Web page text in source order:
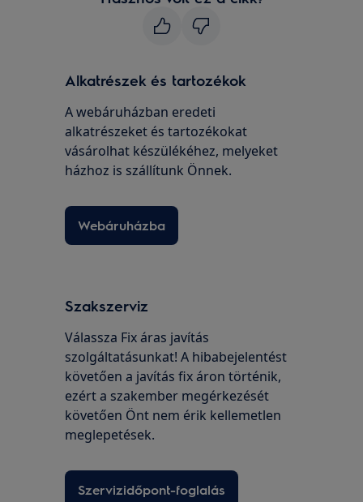
Alkatrészek és tartozékok
A webáruházban eredeti
alkatrészeket és tartozékokat
vásárolhat készülékéhez, melyeket
házhoz is szállítunk Önnek.
Webáruházba
Szakszerviz
Válassza Fix áras javítás
szolgáltatásunkat! A hibabejelentést
követően a javítás fix áron történik,
ezért a szakember megérkezését
követően Önt nem érik kellemetlen
meglepetések.
Szervizidőpont-foglalás